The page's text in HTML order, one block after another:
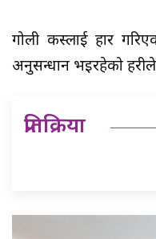
गोली कस्लाई प्रहार
अनुसन्धान भइरहेको
प्रतिक्रिया